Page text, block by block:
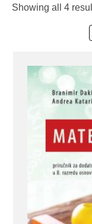
Showing all 4